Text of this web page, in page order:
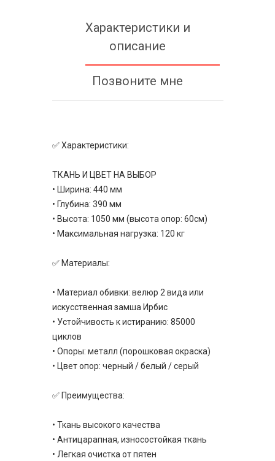
Характеристики и
описание
Позвоните мне
✅ Характеристики:
ТКАНЬ И ЦВЕТ НА ВЫБОР
• Ширина: 440 мм
• Глубина: 390 мм
• Высота: 1050 мм (высота опор: 60см)
• Максимальная нагрузка: 120 кг
✅ Материалы:
• Материал обивки: велюр 2 вида или
искусственная замша Ирбис
• Устойчивость к истиранию: 85000
циклов
• Опоры: металл (порошковая окраска)
• Цвет опор: черный / белый / серый
✅ Преимущества:
• Ткань высокого качества
• Антицарапная, износостойкая ткань
• Легкая очистка от пятен